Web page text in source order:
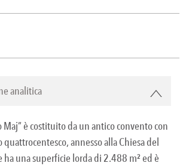
analitica
Maj” è costituito da un antico convento con
annesso alla Chiesa del
ha una superficie lorda di 2.488 m² ed è